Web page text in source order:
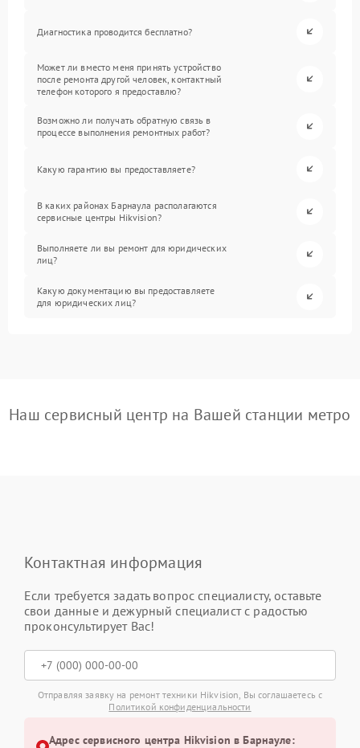
Диагностика проводится бесплатно?
Может ли вместо меня принять устройство
после ремонта другой человек, контактный
телефон которого я предоставлю?
Возможно ли получать обратную связь в
процессе выполнения ремонтных работ?
Какую гарантию вы предоставляете?
В каких районах Барнаула располагаются
сервисные центры Hikvision?
Выполняете ли вы ремонт для юридических
лиц?
Какую документацию вы предоставляете
для юридических лиц?
Наш сервисный центр на Вашей станции метро
Контактная информация
Если требуется задать вопрос специалисту, оставьте
свои данные и дежурный специалист с радостью
проконсультирует Вас!
Отправляя заявку на ремонт техники Hikvision, Вы соглашаетесь с
Политикой конфиденциальности
Адрес сервисного центра Hikvision в Барнауле: